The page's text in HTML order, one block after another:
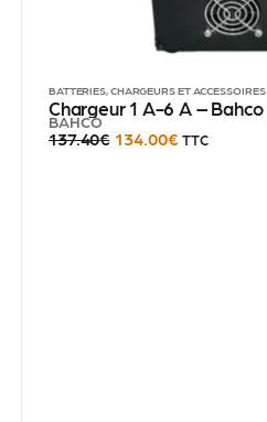
BATTERIES, CHARGEURS ET ACCESSOIRES
Chargeur 1 A-6 A – Bahco
BAHCO
137.40€ 134.00€ TTC